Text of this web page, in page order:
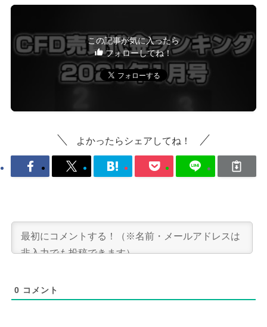
この記事が気に入ったら
フォローしてね！
よかったらシェアしてね！
0 コメント